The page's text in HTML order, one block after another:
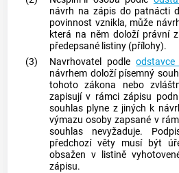
návrh na zápis do patnácti
povinnost vznikla, může
která na něm doloží právní
předepsané listiny (přílohy).
(3)
Navrhovatel podleodstavce
návrhem doloží písemný
tohoto zákona nebo
zapisují v rámci zápisu
souhlas plyne z jiných k
výmazu osoby zapsané v
souhlas nevyžaduje.
předchozí věty musí být
obsažen v listině
zápisu.